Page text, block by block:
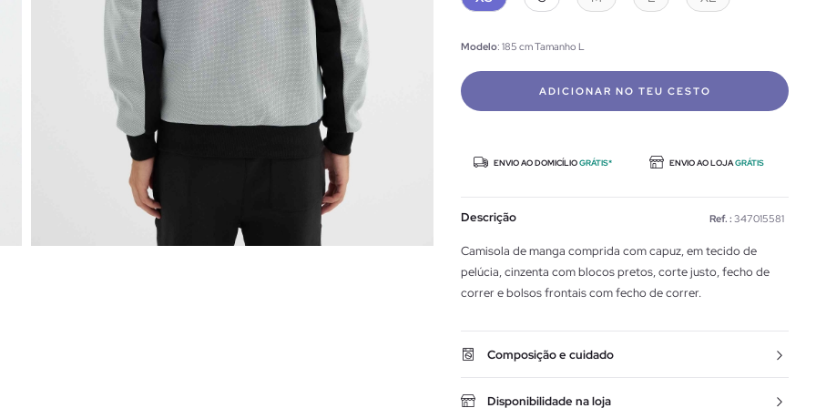
Modelo: 185 cm Tamanho L
ADICIONAR NO TEU CESTO
ENVIO AO DOMICÍLIOGRÁTIS* ENVIO AO LOJAGRÁTIS
Descrição Ref. : 347015581
Camisola de manga comprida com capuz, em tecido de
pelúcia, cinzenta com blocos pretos, corte justo, fecho de
correr e bolsos frontais com fecho de correr.
Composição e cuidado
Disponibilidade na loja